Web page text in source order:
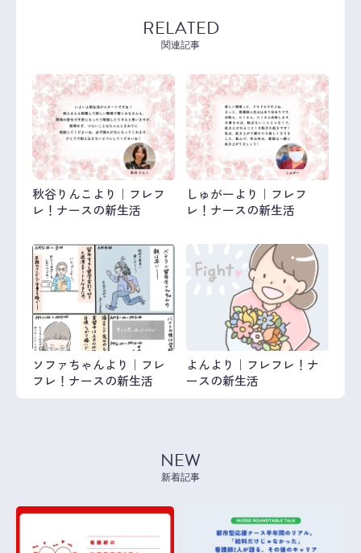
RELATED
関連記事
秋谷りんこより｜フレフ
レ！ナースの新生活
しゅがーより｜フレフ
レ！ナースの新生活
ソファちゃんより｜フレ
フレ！ナースの新生活
よんより｜フレフレ！ナ
ースの新生活
NEW
新着記事